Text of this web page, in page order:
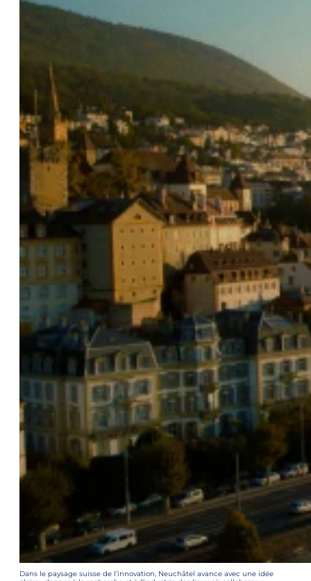
Dans le paysage suisse de l’innovation, Neuchâtel avance avec une idée